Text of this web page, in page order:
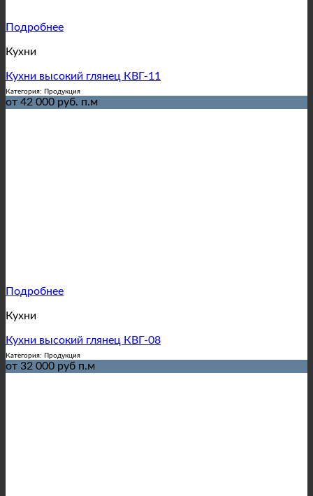
Подробнее
Кухни
Кухни высокий глянец КВГ-11
Категория: Продукция
от 42 000 руб. п.м
Подробнее
Кухни
Кухни высокий глянец КВГ-08
Категория: Продукция
от 32 000 руб п.м